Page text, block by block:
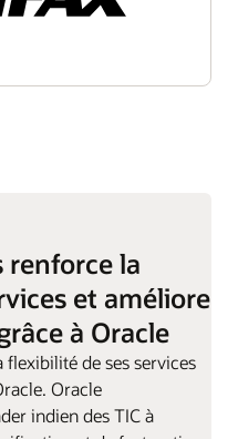
renforce la
et améliore
à Oracle
de ses services
Oracle
indien des TIC à